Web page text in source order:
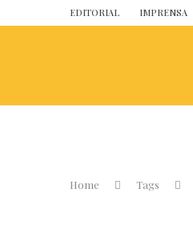
EDITORIAL IMPRENSA
Home Tags